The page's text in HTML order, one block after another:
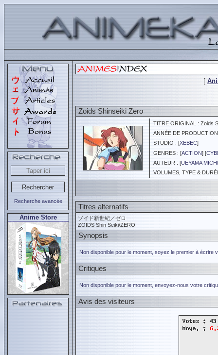
Recherche avancée
Anime Store
[
Zoids Shinseiki Zero
TITRE ORIGINAL : Zoids
ANNÉE DE
STUDIO : [XEBEC]
GENRES : [ACTION] [
AUTEUR : [UEYAMA
VOLUMES, TYPE &
Titres alternatifs
ゾイド新世紀／ゼロ
ZOIDS Shin Seiki/ZERO
Synopsis
Non disponible pour le moment, soyez le premier à écrire
Critiques
Non disponible pour le moment, envoyez-nous votre
Avis des visiteurs